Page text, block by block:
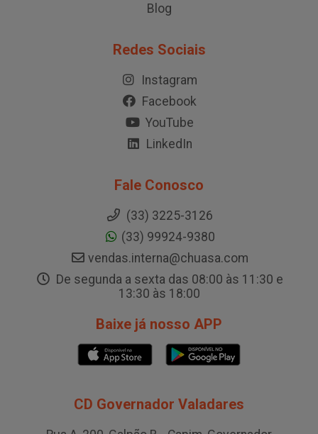
Blog
Redes Sociais
Instagram
Facebook
YouTube
LinkedIn
Fale Conosco
(33) 3225-3126
(33) 99924-9380
vendas.interna@chuasa.com
De segunda a sexta das 08:00 às 11:30 e
13:30 às 18:00
Baixe já nosso APP
CD Governador Valadares